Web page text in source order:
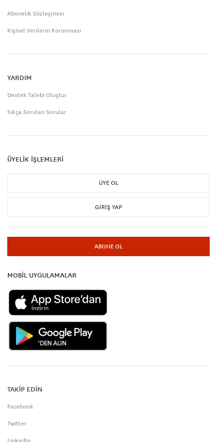
Abonelik Sözleşmesi
Kişisel Verilerin Korunması
YARDIM
Destek Talebi Oluştur
Sıkça Sorulan Sorular
ÜYELİK İŞLEMLERİ
ÜYE OL
GIRIŞ YAP
ABONE OL
MOBİL UYGULAMALAR
TAKİP EDİN
Facebook
Twitter